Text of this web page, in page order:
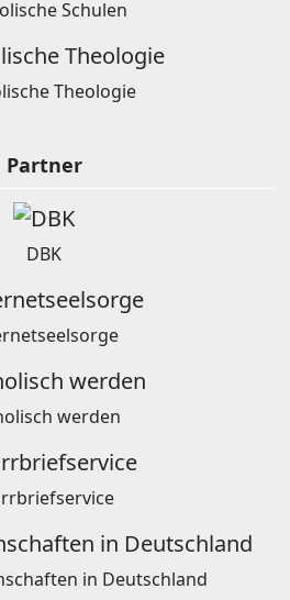
Schulen
Theologie
Partner
DBK
werden
in Deutschland